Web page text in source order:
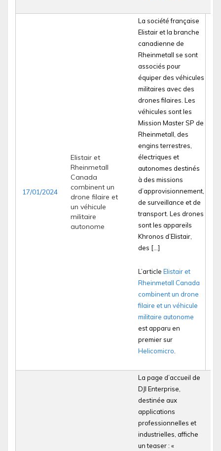
17/01/2024
Elistair et
Rheinmetall
Canada
combinent un
drone filaire et
un véhicule
militaire
autonome
La société française
Elistair et la branche
canadienne de
Rheinmetall se sont
associés pour
équiper des véhicules
militaires avec des
drones filaires. Les
véhicules sont les
Mission Master SP de
Rheinmetall, des
engins terrestres,
électriques et
autonomes destinés
à des missions
d’approvisionnement,
de surveillance et de
transport. Les drones
sont les appareils
Khronos d’Elistair,
des […]
L’article Elistair et
Rheinmetall Canada
combinent un drone
filaire et un véhicule
militaire autonome
est apparu en
premier sur
Helicomicro
La page d’accueil de
DJI Enterprise,
destinée aux
applications
professionnelles et
industrielles, affiche
un teaser : «